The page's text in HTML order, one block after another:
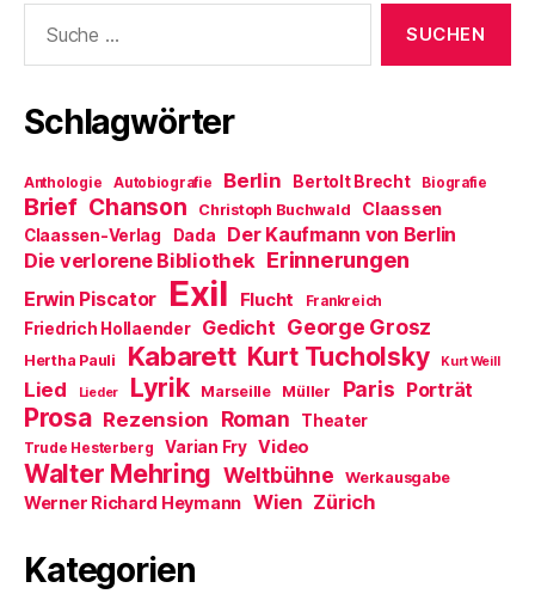
nach:
Schlagwörter
Anthologie Autobiografie Berlin Bertolt Brecht Biografie
Brief Chanson Christoph Buchwald Claassen
Claassen-Verlag Dada Der Kaufmann von Berlin
Die verlorene Bibliothek Erinnerungen
Erwin Piscator Exil Flucht Frankreich
Friedrich Hollaender Gedicht George Grosz
Hertha Pauli Kabarett Kurt Tucholsky Kurt Weill
Lied Lieder Lyrik Marseille Müller Paris Porträt
Prosa Rezension Roman Theater
Trude Hesterberg Varian Fry Video
Walter Mehring Weltbühne Werkausgabe
Werner Richard Heymann Wien Zürich
Kategorien